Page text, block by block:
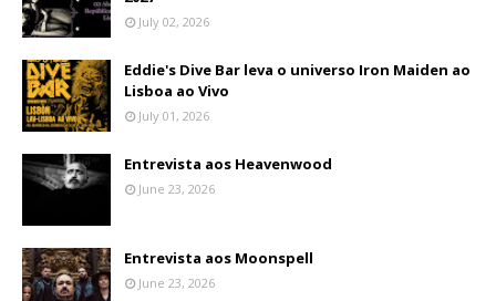
July 02, 2026
Eddie's Dive Bar leva o universo Iron Maiden ao
Lisboa ao Vivo
July 01, 2026
Entrevista aos Heavenwood
June 23, 2026
Entrevista aos Moonspell
June 23, 2026